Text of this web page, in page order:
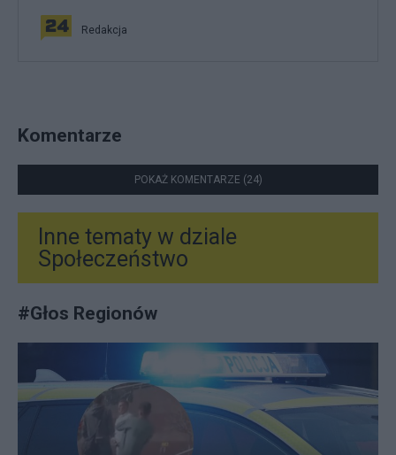
Redakcja
Komentarze
POKAŻ KOMENTARZE (24)
Inne tematy w dziale
Społeczeństwo
#Głos Regionów